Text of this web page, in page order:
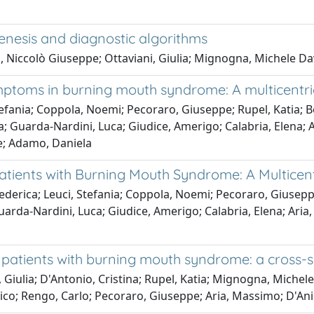
and diagnostic algorithms
Niccolò Giuseppe; Ottaviani, Giulia; Mignogna, Michele
in burning mouth syndrome: A
Coppola, Noemi; Pecoraro, Giuseppe; Rupel,
Nardini, Luca; Giudice, Amerigo; Calabria, Elena;
Adamo, Daniela
with Burning Mouth Syndrome: A
Leuci, Stefania; Coppola, Noemi; Pecoraro,
Nardini, Luca; Giudice, Amerigo; Calabria, Elena;
with burning mouth syndrome: a
D'Antonio, Cristina; Rupel, Katia; Mignogna,
Rengo, Carlo; Pecoraro, Giuseppe; Aria, Massimo;